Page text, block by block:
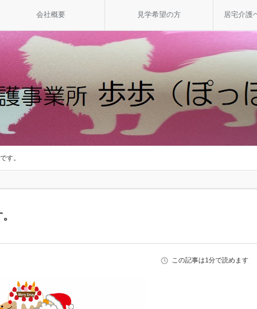
会社概要 見学希望の方 居宅介護
す。
この記事は1分で読めます